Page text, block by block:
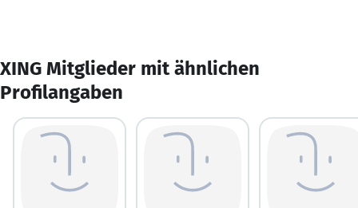
XING Mitglieder mit ähnlichen
Profilangaben